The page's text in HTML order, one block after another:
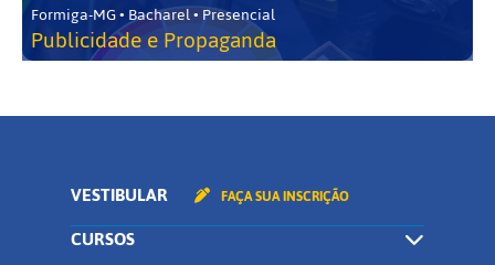
Formiga-MG • Bacharel • Presencial
Publicidade e Propaganda
VESTIBULAR FAÇA SUA INSCRIÇÃO
CURSOS